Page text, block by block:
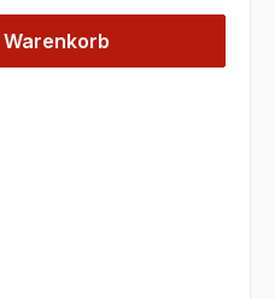
Warenkorb